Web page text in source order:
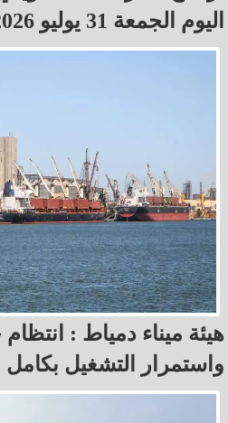
اليوم الجمعة 31 يوليو 2026
هيئة ميناء دمياط :
واستمرار التشغيل بكامل